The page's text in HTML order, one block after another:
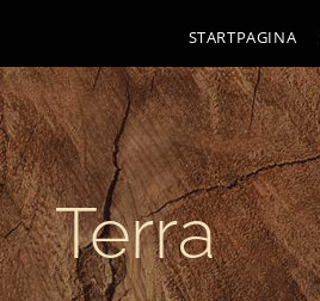
STARTPAGINA
Terra